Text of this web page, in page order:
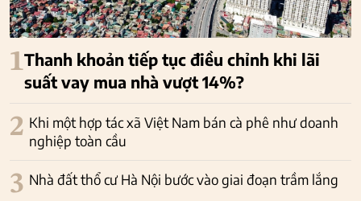
1Thanh khoản tiếp tục điều chỉnh khi lãi
suất vay mua nhà vượt 14%?
2 Khi một hợp tác xã Việt Nam bán cà phê như doanh
nghiệp toàn cầu
3 Nhà đất thổ cư Hà Nội bước vào giai đoạn trầm lắng